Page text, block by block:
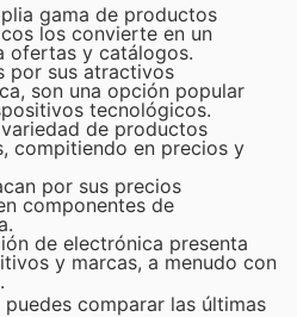
gama de productos
los convierte en un
ofertas y catálogos.
por sus atractivos
son una opción popular
tecnológicos.
de productos
compitiendo en precios y
por sus precios
componentes de
de electrónica presenta
y marcas, a menudo con
comparar las últimas